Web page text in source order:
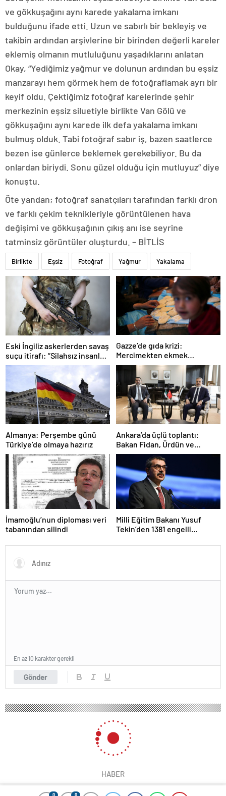
0 0
ve gökkuşağını aynı karede yakalama imkanı
bulduğunu ifade etti. Uzun ve sabırlı bir bekleyiş ve
takibin ardından arşivlerine bir birinden değerli kareler
eklemiş olmanın mutluluğunu yaşadıklarını anlatan
Okay, “Yediğimiz yağmur ve dolunun ardından bu eşsiz
manzarayı hem görmek hem de fotoğraflamak ayrı bir
keyif oldu. Çektiğimiz fotoğraf karelerinde şehir
merkezinin eşsiz siluetiyle birlikte Van Gölü ve
gökkuşağını aynı karede ilk defa yakalama imkanı
bulmuş olduk. Tabi fotoğraf sabır iş, bazen saatlerce
bezen ise günlerce beklemek gerekebiliyor. Bu da
onlardan biriydi. Sonu güzel olduğu için mutluyuz” diye
konuştu.
Öte yandan; fotoğraf sanatçıları tarafından farklı dron
ve farklı çekim teknikleriyle görüntülenen hava
değişimi ve gökkuşağının çıkış anı ise seyrine
tatminsiz görüntüler oluşturdu. – BİTLİS
Birlikte Eşsiz Fotoğraf Yağmur Yakalama
Eski İngiliz askerlerden savaş
suçu itirafı: “Silahsız insanları
uykuda öldürdüler”
Gazze’de gıda krizi:
Mercimekten ekmek
yapıyorlar
Almanya: Perşembe günü
Türkiye’de olmaya hazırız
Ankara’da üçlü toplantı:
Bakan Fidan, Ürdün ve
Suriyeli mevkidaşlarıyla
görüştü
İmamoğlu’nun diploması veri
tabanından silindi
Milli Eğitim Bakanı Yusuf
Tekin’den 1381 engelli
paylaşım
Gönder
En az 10 karakter gerekli
HABER